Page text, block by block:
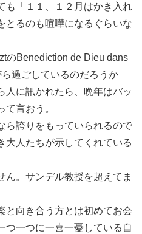
も「１１、１２月はかき入れ
とるのも喧嘩になるぐらいな
のBenediction de Dieu dans
過ごしているのだろうか
人に訊かれたら、晩年はバッ
言おう。
ら誇りをもっていられるので
大人たちが示してくれている
ん。サンデル教授を超えてま
と向き合う方とは初めてお会
つ一つに一喜一憂している自